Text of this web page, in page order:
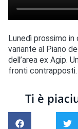
Lunedì prossimo
variante al Piano
dell’area ex Agip.
fronti contrapposti.
Ti è